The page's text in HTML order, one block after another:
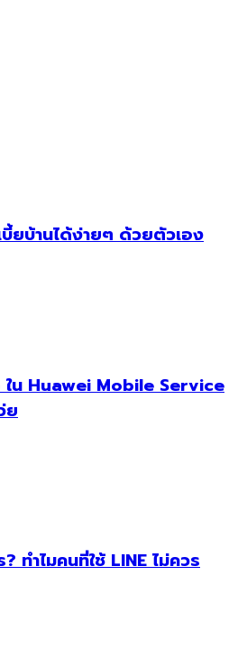
ยบ้านได้ง่ายๆ ด้วยตัวเอง
น Huawei Mobile Service
ย
ทำไมคนที่ใช้ LINE ไม่ควร